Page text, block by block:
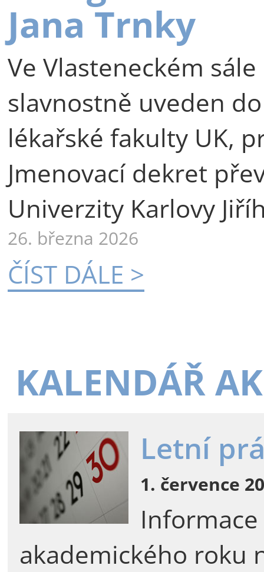
Jana Trnky
Ve Vlasteneckém
slavnostně uveden
lékařské fakulty UK,
Jmenovací dekret
Univerzity Karlovy
26. března 2026
ČÍST DÁLE >
KALENDÁŘ
Letní
1. července
akademického roku